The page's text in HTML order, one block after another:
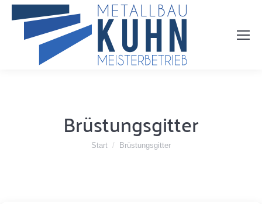
Brüstungsgitter
Sie befinden sich hier:
Start Brüstungsgitter